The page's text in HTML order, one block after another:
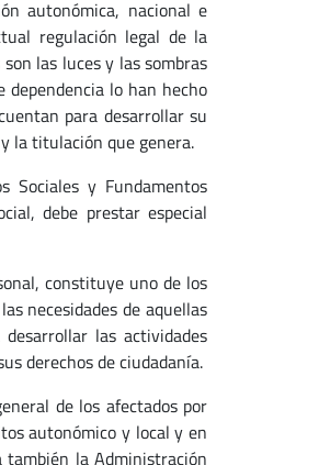
autonómica, nacional e
regulación legal de la
las luces y las sombras
lo han hecho
para desarrollar su
la titulación que genera.
Sociales y Fundamentos
debe prestar especial
constituye uno de los
necesidades de aquellas
las actividades
derechos de ciudadanía.
de los afectados por
autonómico y local y en
también la Administración